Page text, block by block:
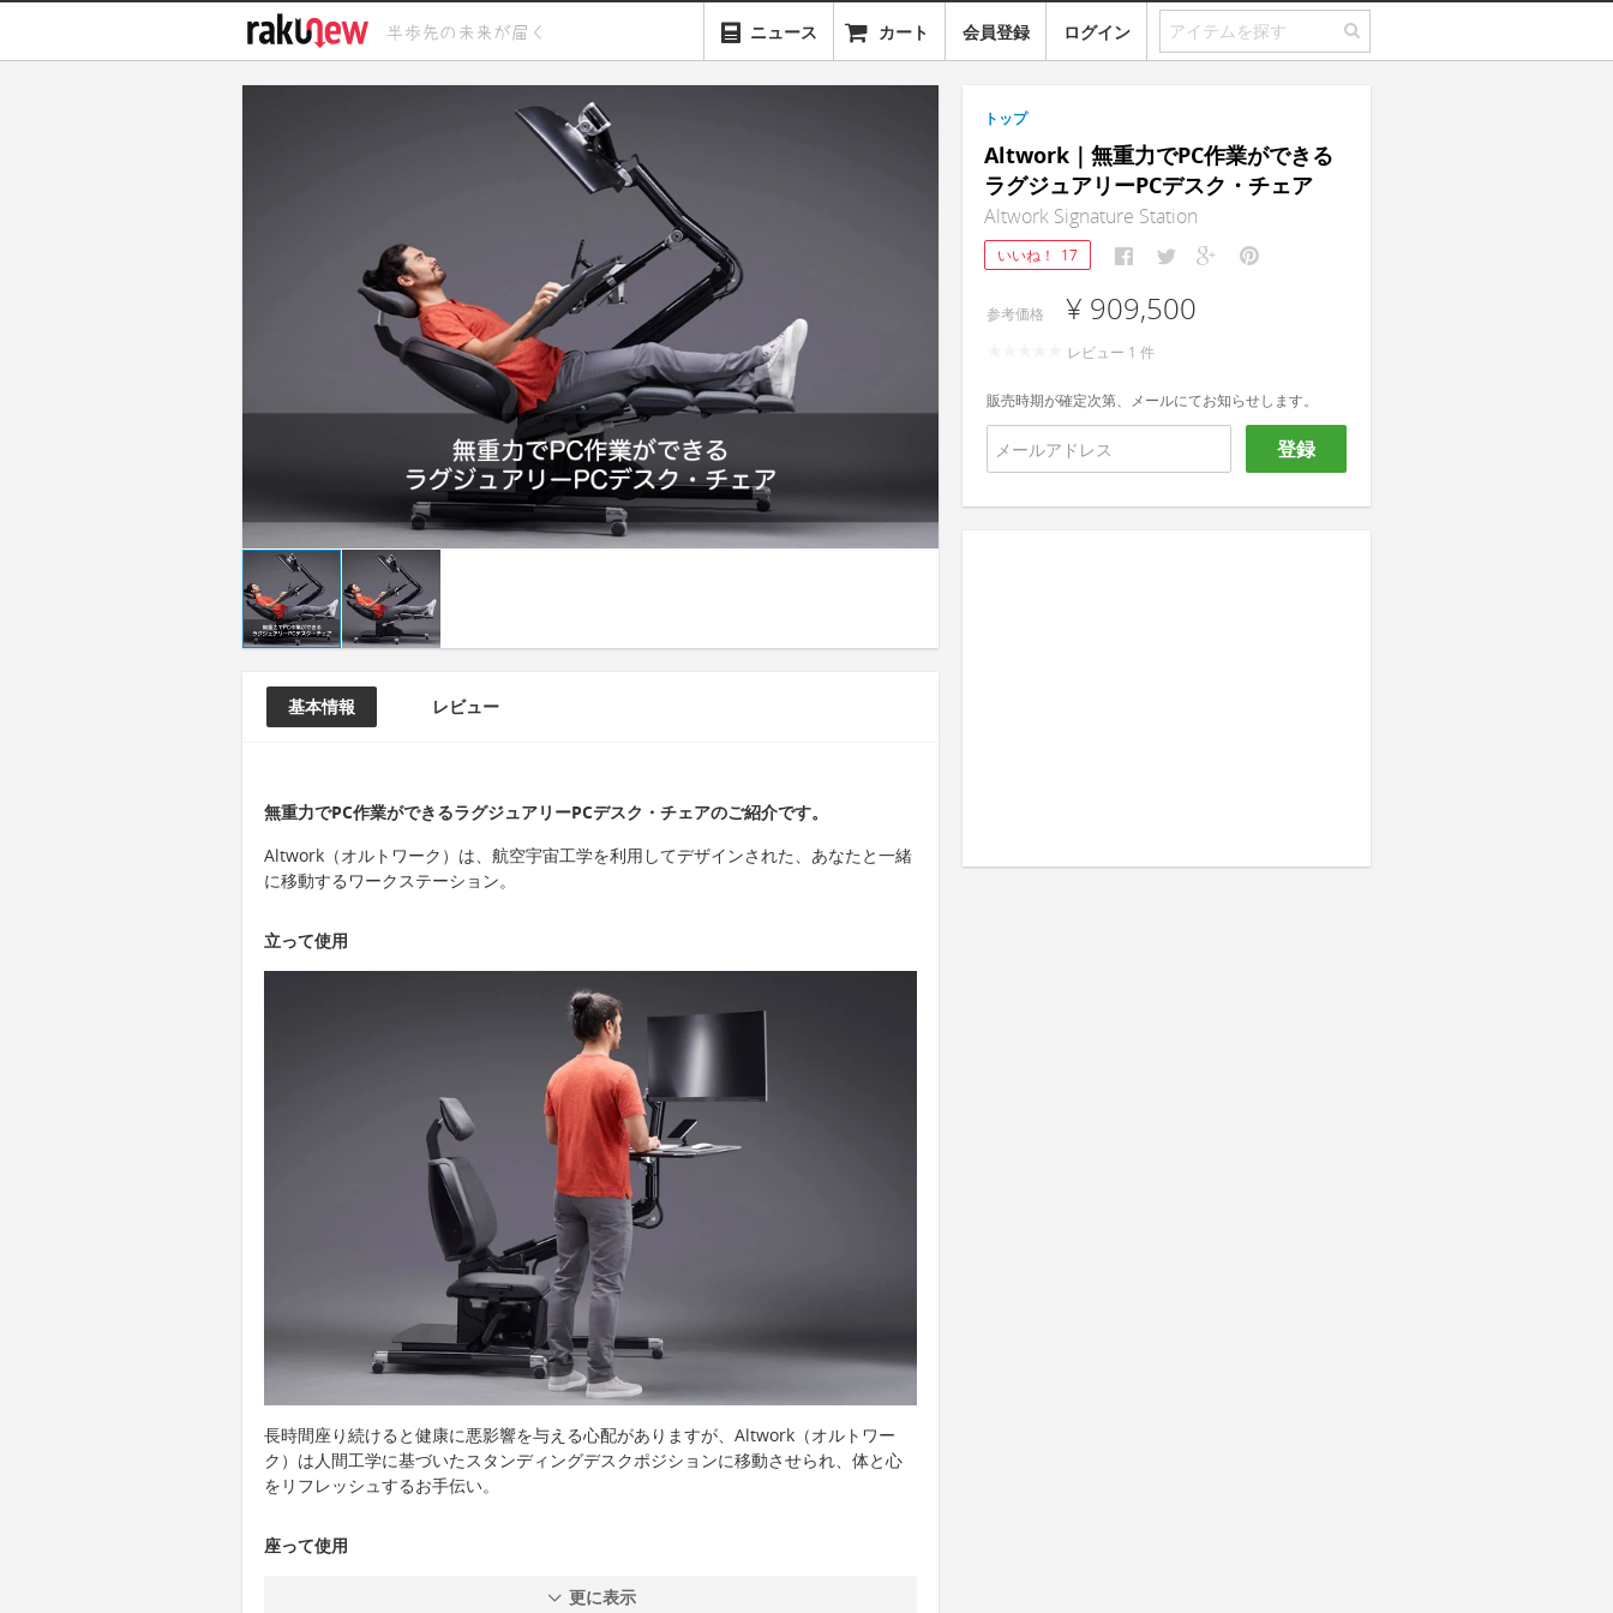
ニュース カート 会員登録 ログイン
基本情報 レビュー
無重力でPC作業ができるラグジュアリーPCデスク・チェアのご紹介です。
Altwork（オルトワーク）は、航空宇宙工学を利用してデザインされた、あなたと一緒
に移動するワークステーション。
立って使用
長時間座り続けると健康に悪影響を与える心配がありますが、Altwork（オルトワー
ク）は人間工学に基づいたスタンディングデスクポジションに移動させられ、体と心
をリフレッシュするお手伝い。
座って使用
更に表示
トップ
Altwork｜無重力でPC作業ができる
ラグジュアリーPCデスク・チェア
Altwork Signature Station
いいね！ 17
参考価格 ¥ 909,500
レビュー 1 件
販売時期が確定次第、メールにてお知らせします。
登録